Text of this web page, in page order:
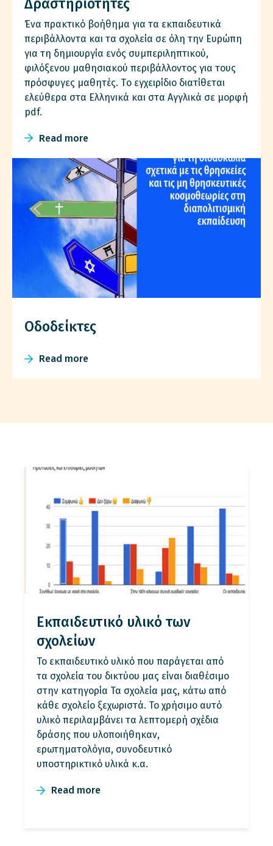
Ένα πρακτικό βοήθημα για τα εκπαιδευτικά
περιβάλλοντα και τα σχολεία σε όλη την Ευρώπη
για τη δημιουργία ενός συμπεριληπτικού,
φιλόξενου μαθησιακού περιβάλλοντος για τους
πρόσφυγες μαθητές. Tο εγχειρίδιο διατίθεται
ελεύθερα στα Ελληνικά και στα Αγγλικά σε μορφή
pdf.
Read more
Οδοδείκτες
Read more
Εκπαιδευτικό υλικό των
σχολείων
Το εκπαιδευτικό υλικό που παράγεται από
τα σχολεία του δικτύου μας είναι διαθέσιμο
στην κατηγορία Τα σχολεία μας, κάτω από
κάθε σχολείο ξεχωριστά. Το χρήσιμο αυτό
υλικό περιλαμβάνει τα λεπτομερή σχέδια
δράσης που υλοποιήθηκαν,
ερωτηματολόγια, συνοδευτικό
υποστηρικτικό υλικά κ.α.
Read more